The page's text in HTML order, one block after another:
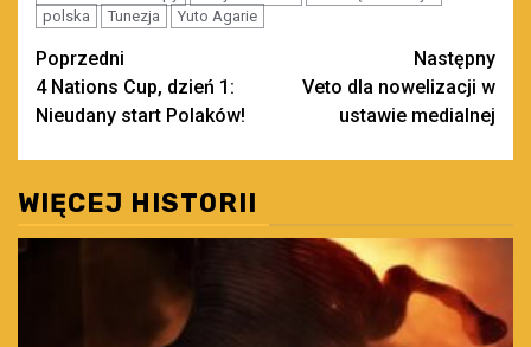
polska
Tunezja Yuto Agarie
Zobacz
wpisy
Poprzedni
4 Nations Cup, dzień 1:
Nieudany start Polaków!
Następny
Veto dla nowelizacji w
ustawie medialnej
WIĘCEJ HISTORII